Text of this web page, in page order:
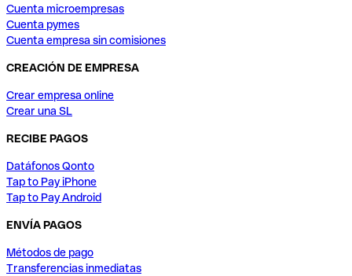
Cuenta microempresas
Cuenta pymes
Cuenta empresa sin comisiones
CREACIÓN DE EMPRESA
Crear empresa online
Crear una SL
RECIBE PAGOS
Datáfonos Qonto
Tap to Pay iPhone
Tap to Pay Android
ENVÍA PAGOS
Métodos de pago
Transferencias inmediatas